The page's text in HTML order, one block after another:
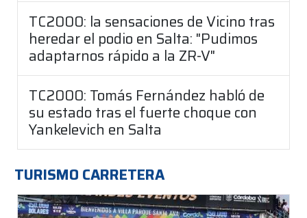
TC2000: la sensaciones de Vicino tras
heredar el podio en Salta: "Pudimos
adaptarnos rápido a la ZR-V"
TC2000: Tomás Fernández habló de
su estado tras el fuerte choque con
Yankelevich en Salta
TURISMO CARRETERA